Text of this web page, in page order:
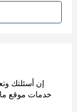
إن أسئلتك
خدمات موقع